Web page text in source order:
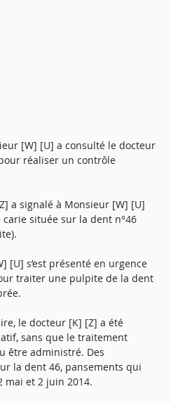
[W] [U] a consulté le docteur
réaliser un contrôle
a signalé à Monsieur [W] [U]
située sur la dent n°46
[U] s’est présenté en urgence
traiter une pulpite de la dent
le docteur [K] [Z] a été
sans que le traitement
être administré. Des
la dent 46, pansements qui
mai et 2 juin 2014.